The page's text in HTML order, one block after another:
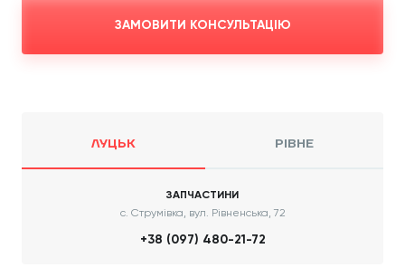
ЗАМОВИТИ КОНСУЛЬТАЦІЮ
ЛУЦЬК РІВНЕ
ЗАПЧАСТИНИ
с. Струмівка, вул. Рівненська, 72
+38 (097) 480-21-72